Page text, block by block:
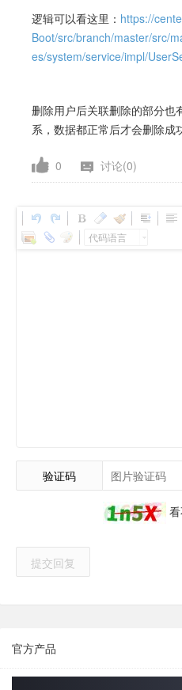
逻辑可以看这里： https://
Boot/src/branch/master/src/
es/system/service/impl/
删除用户后关联删除的部分也
系，数据都正常后才会删除成
0 讨论(0)
代码语言
验证码
提交回复
官方产品